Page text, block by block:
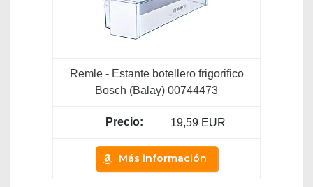
Remle - Estante botellero frigorifico
Bosch (Balay) 00744473
19,59 EUR
Más información